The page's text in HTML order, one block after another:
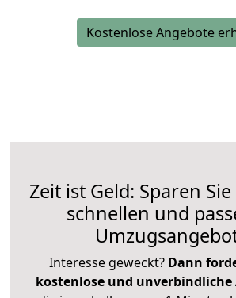
Kostenlose Angebote
Zeit ist Geld: Sparen
schnellen und
Interesse geweckt? Dann
kostenlose und unverbindliche